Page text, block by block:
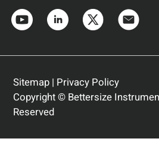
Sitemap| Privacy Policy
Copyright © Bettersize
Reserved